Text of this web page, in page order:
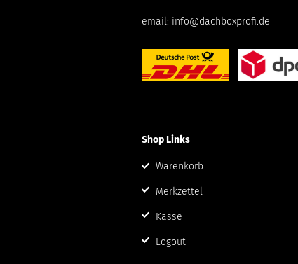
email: info@dachboxprofi.de
Shop Links
Warenkorb
Merkzettel
Kasse
Logout